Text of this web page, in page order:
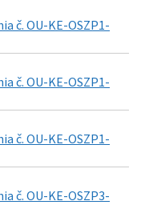
č. OU-KE-OSZP1-
č. OU-KE-OSZP1-
č. OU-KE-OSZP1-
č. OU-KE-OSZP3-